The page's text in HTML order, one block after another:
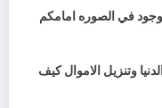
في الصوره امامكم
وتنزيل الاموال كيف